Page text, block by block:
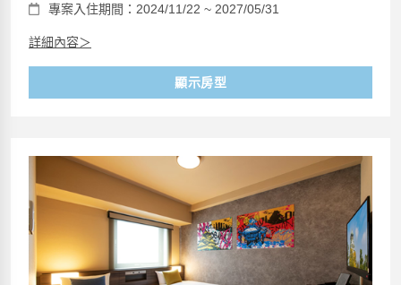
專案入住期間：2024/11/22 ~ 2027/05/31
詳細內容＞
顯示房型